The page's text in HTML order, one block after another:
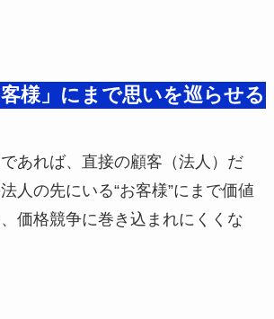
客様」にまで思いを巡らせる
あれば、直接の顧客（法人）だ
人の先にいる“お客様”にまで価値
価格競争に巻き込まれにくくな